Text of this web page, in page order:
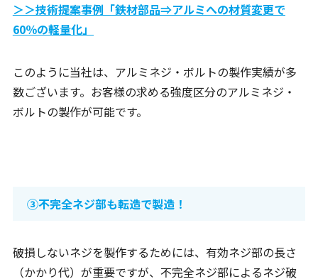
＞＞技術提案事例「鉄材部品⇒アルミへの材質変更で
60％の軽量化」
このように当社は、アルミネジ・ボルトの製作実績が多
数ございます。お客様の求める強度区分のアルミネジ・
ボルトの製作が可能です。
③不完全ネジ部も転造で製造！
破損しないネジを製作するためには、有効ネジ部の長さ
（かかり代）が重要ですが、不完全ネジ部によるネジ破